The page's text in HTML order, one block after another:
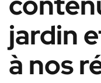
jardin
à nos